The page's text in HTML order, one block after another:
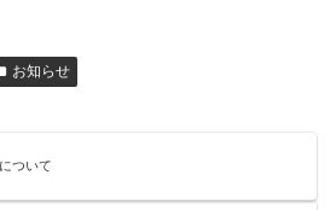
お知らせ
ついて